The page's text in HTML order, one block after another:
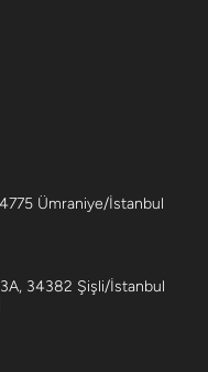
Ümraniye/İstanbul
34382 Şişli/İstanbul